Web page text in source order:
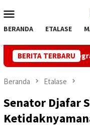
ke
kontenMobile
BERANDA ETALASE
BERITA TERBARU
Program TJSL
Beranda Etalase
Senator Djafar